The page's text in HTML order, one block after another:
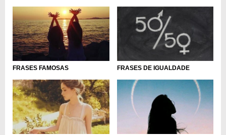
FRASES FAMOSAS FRASES DE IGUALDADE